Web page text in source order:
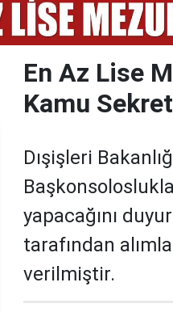
En Az Lise
Kamu
Dışişleri
yapacağını
tarafından
verilmiştir.